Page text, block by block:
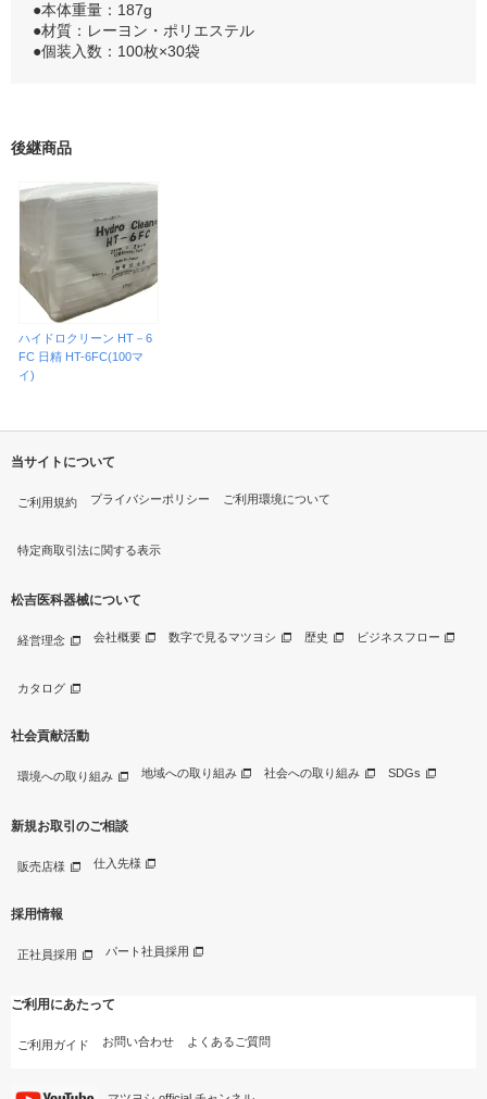
●本体重量：187g
●材質：レーヨン・ポリエステル
●個装入数：100枚×30袋
後継商品
ハイドロクリーン HT－6
FC 日精 HT-6FC(100マ
イ)
当サイトについて
ご利用規約 プライバシーポリシー ご利用環境について
特定商取引法に関する表示
松吉医科器械について
経営理念 会社概要 数字で見るマツヨシ 歴史 ビジネスフロー
カタログ
社会貢献活動
環境への取り組み 地域への取り組み 社会への取り組み SDGs
新規お取引のご相談
販売店様 仕入先様
採用情報
正社員採用 パート社員採用
ご利用にあたって
ご利用ガイド お問い合わせ よくあるご質問